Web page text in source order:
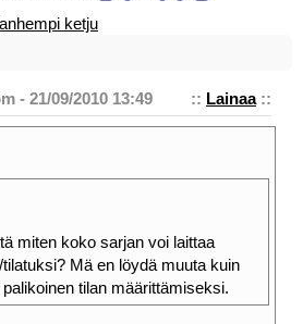
ketju
:: Lainaa::
- 21/09/2010 13:49
miten koko sarjan voi laittaa
Mä en löydä muuta kuin
tilan määrittämiseksi.